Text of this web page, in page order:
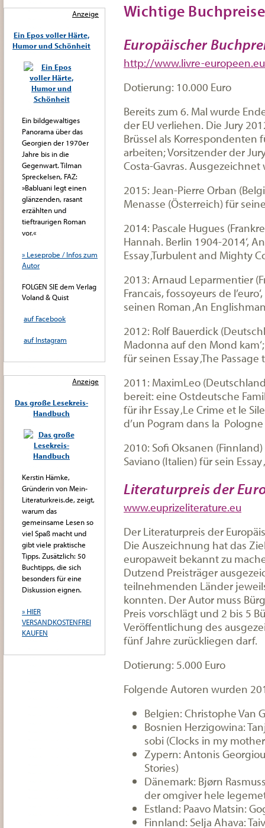
Wichtige
Europäischer
http://www.livre-
Dotierung: 10.000 Euro
Bereits zum 6. Mal wurde
der EU verliehen. Die Jury
Brüssel als Korrespondenten
arbeiten; Vorsitzender der
Costa-Gavras.
2015: Jean-Pierre Orban
Menasse (Österreich) für
2014: Pascale Hugues
Hannah. Berlin 1904-2014‘,
Essay ‚Turbulent and Mighty
2013: Arnaud Leparmentier
Francais, fossoyeurs de
seinen Roman ‚An
2012: Rolf Bauerdick
Madonna auf den Mond
für seinen Essay ‚The
2011: MaximLeo
bereit: eine Ostdeutsche
für ihr Essay ‚Le Crime et le
d’un Pogram dans la Pologne
2010: Sofi Oksanen
Saviano (Italien) für sein
Literaturpreis der
www.euprizeliterature.eu
Der Literaturpreis der
Die Auszeichnung hat das
europaweit bekannt zu
Dutzend Preisträger
teilnehmenden Länder
konnten. Der Autor muss
Preis vorschlägt und 2 bis 5
Veröffentlichung des
fünf Jahre zurückliegen darf.
Dotierung: 5.000 Euro
Folgende Autoren wurden
Belgien: Christophe Van
Bosnien Herzigowina:
sobi (Clocks in my
Zypern: Antonis
Stories)
Dänemark: Bjørn
der omgiver hele
Estland: Paavo Matsin:
Finnland: Selja Ahava:
Anzeige
Ein Epos voller Härte,
Humor und Schönheit
Ein bildgewaltiges
Panorama über das
Georgien der 1970er
Jahre bis in die
Gegenwart. Tilman
Spreckelsen, FAZ:
»Babluani legt einen
glänzenden, rasant
erzählten und
tieftraurigen Roman
vor.«
» Leseprobe / Infos zum
Autor
FOLGEN SIE dem Verlag
Voland & Quist
auf Facebook
auf Instagram
Anzeige
Das große Lesekreis-
Handbuch
Kerstin Hämke,
Gründerin von Mein-
Literaturkreis.de, zeigt,
warum das
gemeinsame Lesen so
viel Spaß macht und
gibt viele praktische
Tipps. Zusätzlich: 50
Buchtipps, die sich
besonders für eine
Diskussion eignen.
» HIER
VERSANDKOSTENFREI
KAUFEN